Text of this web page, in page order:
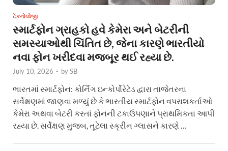
ટેકનોલોજી
સ્માર્ટફોન ગ્રાહકો હવે કેમેરા અને બેટરીની
સમસ્યાઓથી ચિંતિત છે, જેના કારણે ભારતીયો
નવા ફોન ખરીદવા મજબૂર થઈ રહ્યા છે.
July 10, 2026 - bySB
ભારતમાં સ્માર્ટફોન: કોર્નિંગ ઇન્કોર્પોરેટેડ દ્વારા તાજેતરના
સર્વેક્ષણમાં જાણવા મળ્યું છે કે ભારતીય સ્માર્ટફોન વપરાશકર્તાઓ
કેમેરા અથવા બેટરી કરતાં ફોનની ટકાઉપણાને પ્રાથમિકતા આપી
રહ્યા છે. સર્વેક્ષણ મુજબ, તૂટેલા સ્ક્રીન ગ્લાસને કારણે …